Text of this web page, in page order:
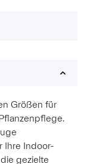
Größen für
Ihre Indoor-
gezielte